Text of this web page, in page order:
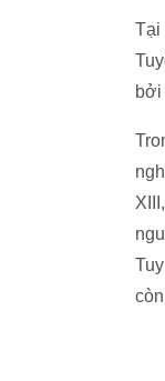
Tại
bởi